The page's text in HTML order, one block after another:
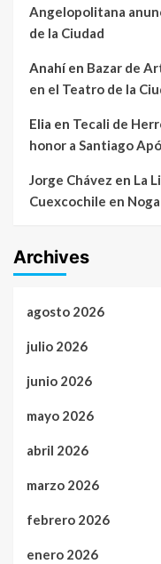
Angelopolitana
de la Ciudad
Anahíen Bazar de
en el Teatro de la
Elia en Tecali de
honor a Santiago
Jorge Chávez en La
Cuexcochile en
Archives
agosto 2026
julio 2026
junio 2026
mayo 2026
abril 2026
marzo 2026
febrero 2026
enero 2026